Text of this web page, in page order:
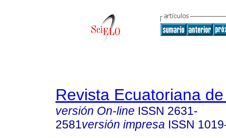
Revista Ecuatoriana
versión On-line ISSN 2631-
2581versión impresa ISSN